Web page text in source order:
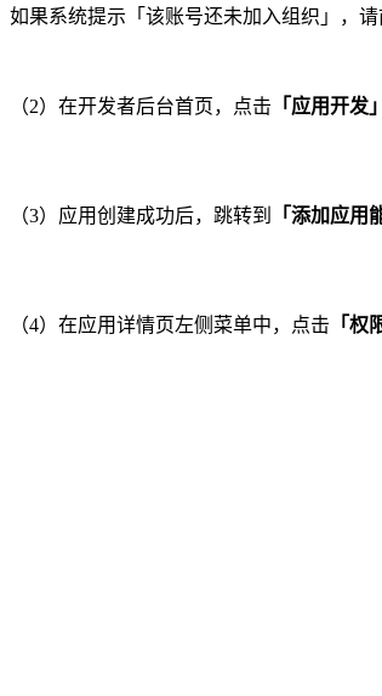
如果系统提示「该账号还未加入组织」，请
（2）在开发者后台首页，点击 「应用开发」
（3）应用创建成功后，跳转到 「添加应用
（4）在应用详情页左侧菜单中，点击 「权